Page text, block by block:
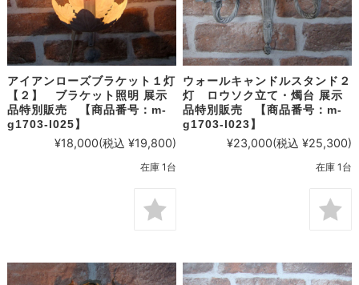
アイアンローズブラケット１灯
【２】 ブラケット照明 展示
品特別販売 【商品番号：m-
g1703-l025】
¥18,000(税込 ¥19,800)
在庫 1台
ウォールキャンドルスタンド２
灯 ロウソク立て・燭台 展示
品特別販売 【商品番号：m-
g1703-l023】
¥23,000(税込 ¥25,300)
在庫 1台